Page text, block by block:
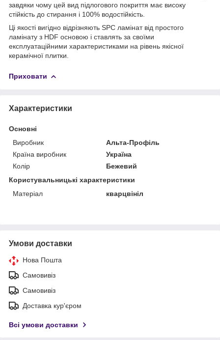
завдяки чому цей вид підлогового покриття має високу
стійкість до стирання і 100% водостійкість.
Ці якості вигідно відрізняють SPC ламінат від простого
ламінату з HDF основою і ставлять за своїми
експлуатаційними характеристиками на рівень якісної
керамічної плитки.
Приховати
Характеристики
Основні
Виробник
Альта-Профіль
Країна виробник
Україна
Колір
Бежевий
Користувальницькі характеристики
Матеріал
кварцвініл
Умови доставки
Нова Пошта
Самовивіз
Самовивіз
Доставка кур'єром
Всі умови доставки